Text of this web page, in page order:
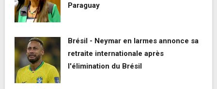
Paraguay
Brésil - Neymar en larmes annonce sa
retraite internationale après
l'élimination du Brésil